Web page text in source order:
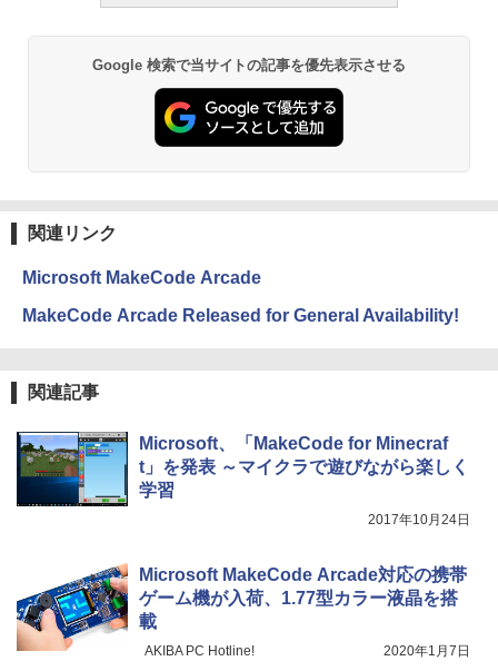
ClaudeCode いちばんやさしい 教科書:
方 マニュアル AI副業にもコンテンツ作成
にもKindle出版にも！ 非エンジニアのた
めのAIコーディング入門シリーズ
ェクトリストと最新エミュレータ紹介
￥1,600
￥2,326
￥19,980
Kindle Paperwhite シグニチャーエディ
ション (32GB) 7インチディスプレイ、明
ージ、防水、7インチカラーディスプレ
レージ、ノート機能搭載、明るさ自動調
￥115,980
Google 検索で当サイトの記事を優先表示させる
関連リンク
Microsoft MakeCode Arcade
MakeCode Arcade Released for General Availability!
関連記事
Microsoft、「MakeCode for Minecraf
t」を発表 ～マイクラで遊びながら楽しく
学習
2017年10月24日
Microsoft MakeCode Arcade対応の携帯
ゲーム機が入荷、1.77型カラー液晶を搭
載
AKIBA PC Hotline! 2020年1月7日